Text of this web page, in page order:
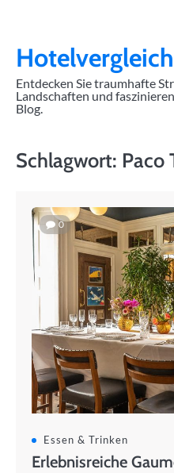
contentHotelvergleich
Entdecken Sie traumhafte
Landschaften und
Blog.
Schlagwort: Paco
0
Essen & Trinken
Erlebnisreiche